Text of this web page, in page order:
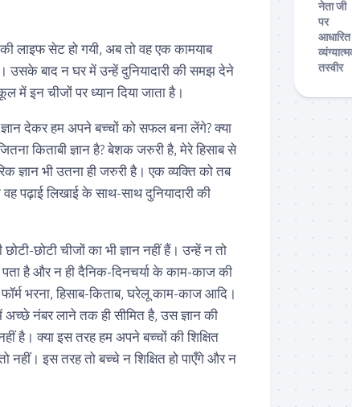
लाइफ सेट हो गयी, अब तो वह एक कामयाब
उसके बाद न घर में उन्हें दुनियादारी की समझ देने
में इन चीजों पर ध्यान दिया जाता है।
ज्ञान देकर हम अपने बच्चों को सफल बना लेंगे? क्या
किताबी ज्ञान है? बेशक जरुरी है, मेरे हिसाब से
ज्ञान भी उतना ही जरुरी है। एक व्यक्ति को तब
पढ़ाई लिखाई के साथ-साथ दुनियादारी की
छोटी चीजों का भी ज्ञान नहीं हैं। उन्हें न तो
है और न ही दैनिक-दिनचर्या के काम-काज की
भरना, हिसाब-किताब, घरेलू काम-काज आदि।
में अच्छे नंबर लाने तक ही सीमित है, उस ज्ञान की
है। क्या इस तरह हम अपने बच्चों की शिक्षित
इस तरह तो बच्चे न शिक्षित हो पाएँगे और न